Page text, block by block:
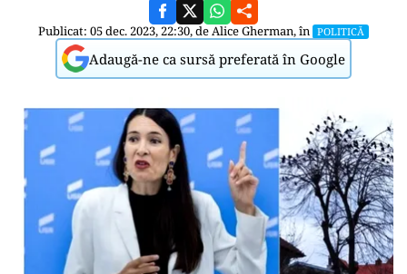
Publicat: 05 dec. 2023, 22:30, deAlice Gherman, în POLITICĂ
Adaugă-ne ca sursă preferată în Google